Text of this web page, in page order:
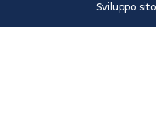
Sviluppo